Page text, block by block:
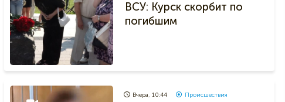
ВСУ: Курск скорбит по
погибшим
Вчера, 10:44 Происшествия